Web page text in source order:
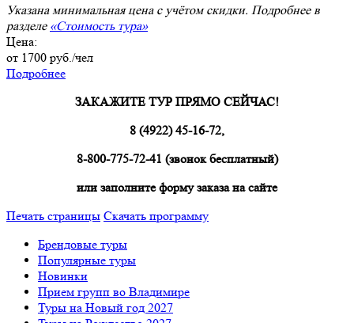
Указана минимальная цена с учётом скидки. Подробнее в
разделе «Стоимость тура»
Цена:
от 1700 руб./чел
Подробнее
ЗАКАЖИТЕ ТУР ПРЯМО СЕЙЧАС!
8 (4922) 45-16-72,
8-800-775-72-41 (звонок бесплатный)
или заполните форму заказа на сайте
Печать страницы Скачать программу
Брендовые туры
Популярные туры
Новинки
Прием групп во Владимире
Туры на Новый год 2027